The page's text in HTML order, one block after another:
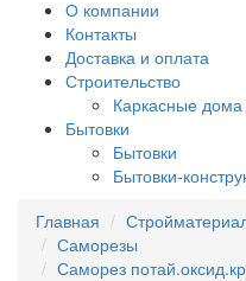
О компании
Контакты
Доставка и оплата
Строительство
Каркасные дома
Бытовки
Бытовки
Бытовки-
Главная
Саморезы
Саморез